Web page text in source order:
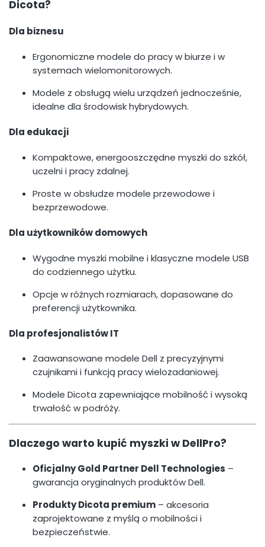
Dicota?
Dla biznesu
Ergonomiczne modele do pracy w biurze i w
systemach wielomonitorowych.
Modele z obsługą wielu urządzeń jednocześnie,
idealne dla środowisk hybrydowych.
Dla edukacji
Kompaktowe, energooszczędne myszki do szkół,
uczelni i pracy zdalnej.
Proste w obsłudze modele przewodowe i
bezprzewodowe.
Dla użytkowników domowych
Wygodne myszki mobilne i klasyczne modele USB
do codziennego użytku.
Opcje w różnych rozmiarach, dopasowane do
preferencji użytkownika.
Dla profesjonalistów IT
Zaawansowane modele Dell z precyzyjnymi
czujnikami i funkcją pracy wielozadaniowej.
Modele Dicota zapewniające mobilność i wysoką
trwałość w podróży.
Dlaczego warto kupić myszki w DellPro?
Oficjalny Gold Partner Dell Technologies –
gwarancja oryginalnych produktów Dell.
Produkty Dicota premium – akcesoria
zaprojektowane z myślą o mobilności i
bezpieczeństwie.